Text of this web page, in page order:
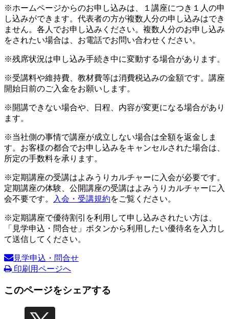
※ホームページからのお申し込みは、１講座につき１人の申
し込みができます。代表者の方が複数人分の申し込みはでき
ません。各人でお申し込みください。複数人分のお申し込み
をされたい場合は、お電話でお問い合わせください。
※残席状況は申し込み手続き中に変動する場合があります。
※受講料や維持費、教材費等は消費税込みの金額です。講座
開始日前のご入金をお願いします。
※開講できない場合や、日程、内容が変更になる場合があり
ます。
※当社側の事情で講座が成立しない場合は全額を返金しま
す。お客様の都合でお申し込みをキャンセルされた場合は、
所定の手数料を承ります。
※定期講座の受講はよみうりカルチャーに入会が必要です。
定期講座の体験、公開講座の受講はよみうりカルチャーに入
会不要です。
入会・受講規約をご覧ください。
※定期講座で優待割引を利用して申し込みされたい方は、
「見学申込・問合せ」ボタンから利用したい優待名を入力し
て送信してください。
見学申込・問合せ
印刷用ページへ
このページをシェアする